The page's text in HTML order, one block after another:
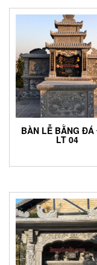
BÀN LỄ BẰNG ĐÁ
LT 04